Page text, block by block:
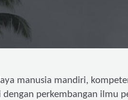
manusia mandiri,
dengan perkembangan ilmu